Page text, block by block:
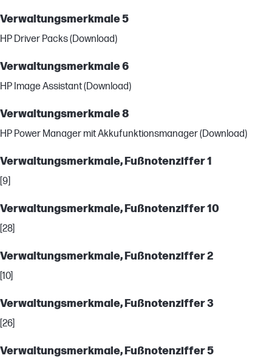
Verwaltungsmerkmale 5
HP Driver Packs (Download)
Verwaltungsmerkmale 6
HP Image Assistant (Download)
Verwaltungsmerkmale 8
HP Power Manager mit Akkufunktionsmanager (Download)
Verwaltungsmerkmale, Fußnotenziffer 1
[9]
Verwaltungsmerkmale, Fußnotenziffer 10
[28]
Verwaltungsmerkmale, Fußnotenziffer 2
[10]
Verwaltungsmerkmale, Fußnotenziffer 3
[26]
Verwaltungsmerkmale, Fußnotenziffer 5